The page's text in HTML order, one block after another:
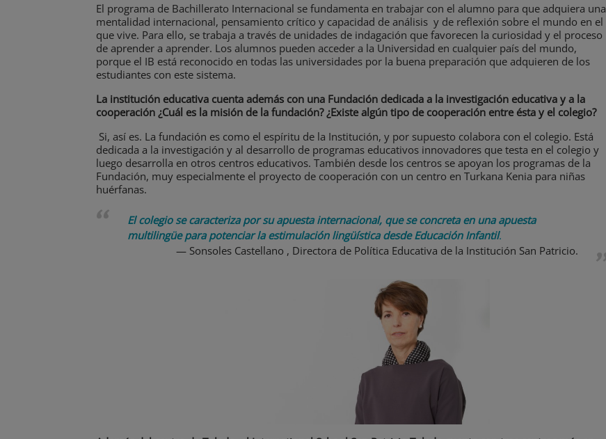
El programa de Bachillerato Internacional se fundamenta en trabajar con el alumno para que adquiera una
mentalidad internacional, pensamiento crítico y capacidad de análisis y de reflexión sobre el mundo en el
que vive. Para ello, se trabaja a través de unidades de indagación que favorecen la curiosidad y el proceso
de aprender a aprender. Los alumnos pueden acceder a la Universidad en cualquier país del mundo,
porque el IB está reconocido en todas las universidades por la buena preparación que adquieren de los
estudiantes con este sistema.
La institución educativa cuenta además con una Fundación dedicada a la investigación educativa y a la
cooperación ¿Cuál es la misión de la fundación? ¿Existe algún tipo de cooperación entre ésta y el colegio?
Si, así es. La fundación es como el espíritu de la Institución, y por supuesto colabora con el colegio. Está
dedicada a la investigación y al desarrollo de programas educativos innovadores que testa en el colegio y
luego desarrolla en otros centros educativos. También desde los centros se apoyan los programas de la
Fundación, muy especialmente el proyecto de cooperación con un centro en Turkana Kenia para niñas
huérfanas.
El colegio se caracteriza por su apuesta internacional, que se concreta en una apuesta
multilingüe para potenciar la estimulación lingüística desde Educación Infantil.
Sonsoles Castellano , Directora de Política Educativa de la Institución San Patricio.